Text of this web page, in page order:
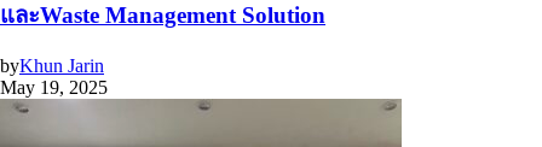
และWaste Management Solution
byKhun Jarin
May 19, 2025